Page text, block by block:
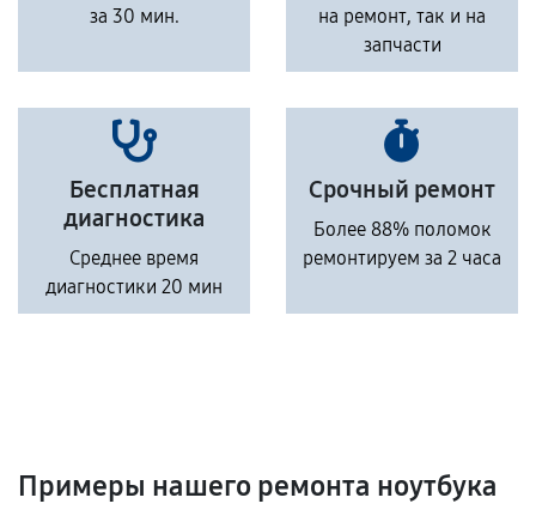
за 30 мин.
на ремонт, так и на
запчасти
Бесплатная
диагностика
Среднее время
диагностики 20 мин
Срочный ремонт
Более 88% поломок
ремонтируем за 2 часа
Примеры нашего ремонта ноутбука